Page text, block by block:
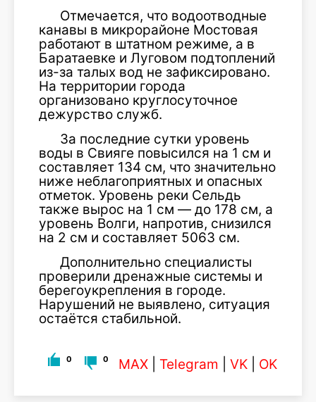
Отмечается, что водоотводные
канавы в микрорайоне Мостовая
работают в штатном режиме, а в
Баратаевке и Луговом подтоплений
из-за талых вод не зафиксировано.
На территории города
организовано круглосуточное
дежурство служб.
За последние сутки уровень
воды в Свияге повысился на 1 см и
составляет 134 см, что значительно
ниже неблагоприятных и опасных
отметок. Уровень реки Сельдь
также вырос на 1 см — до 178 см, а
уровень Волги, напротив, снизился
на 2 см и составляет 5063 см.
Дополнительно специалисты
проверили дренажные системы и
берегоукрепления в городе.
Нарушений не выявлено, ситуация
остаётся стабильной.
0 0 MAX Telegram VK OK